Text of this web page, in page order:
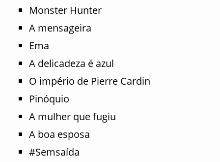
Monster Hunter
A mensageira
Ema
A delicadeza é azul
O império de Pierre Cardin
Pinóquio
A mulher que fugiu
A boa esposa
#Semsaída